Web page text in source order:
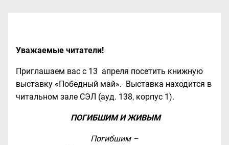
Уважаемые читатели!
Приглашаем вас с 13 апреля посетить книжную
выставку «Победный май». Выставка находится в
читальном зале СЭЛ (ауд. 138, корпус 1).
ПОГИБШИМ И ЖИВЫМ
Погибшим –